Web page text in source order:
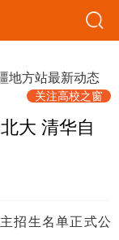
地方站最新动态
关注高校之窗
大 清华自
招生名单正式公